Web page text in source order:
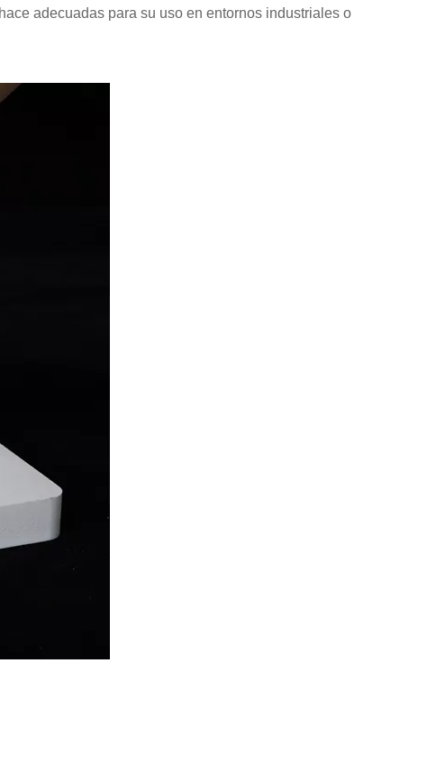
adecuadas para su uso en entornos industriales o